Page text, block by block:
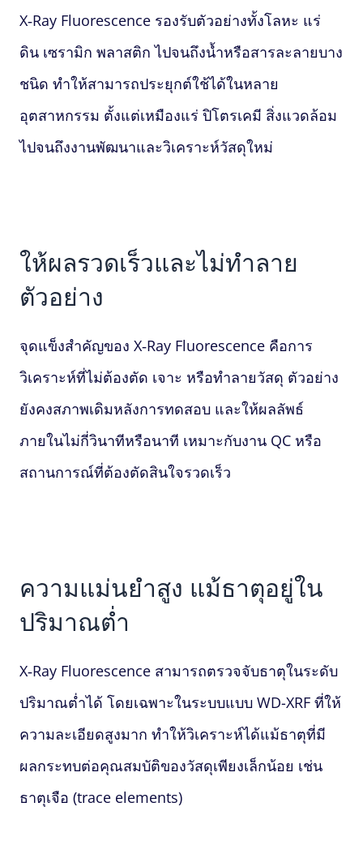
X‑Ray Fluorescence รองรับตัวอย่างทั้งโลหะ แร่
ดิน เซรามิก พลาสติก ไปจนถึงน้ำหรือสารละลายบาง
ชนิด ทำให้สามารถประยุกต์ใช้ได้ในหลาย
อุตสาหกรรม ตั้งแต่เหมืองแร่ ปิโตรเคมี สิ่งแวดล้อม
ไปจนถึงงานพัฒนาและวิเคราะห์วัสดุใหม่
ให้ผลรวดเร็วและไม่ทำลาย
ตัวอย่าง
จุดแข็งสำคัญของ X‑Ray Fluorescence คือการ
วิเคราะห์ที่ไม่ต้องตัด เจาะ หรือทำลายวัสดุ ตัวอย่าง
ยังคงสภาพเดิมหลังการทดสอบ และให้ผลลัพธ์
ภายในไม่กี่วินาทีหรือนาที เหมาะกับงาน QC หรือ
สถานการณ์ที่ต้องตัดสินใจรวดเร็ว
ความแม่นยำสูง แม้ธาตุอยู่ใน
ปริมาณต่ำ
X‑Ray Fluorescence สามารถตรวจจับธาตุในระดับ
ปริมาณต่ำได้ โดยเฉพาะในระบบแบบ WD-XRF ที่ให้
ความละเอียดสูงมาก ทำให้วิเคราะห์ได้แม้ธาตุที่มี
ผลกระทบต่อคุณสมบัติของวัสดุเพียงเล็กน้อย เช่น
ธาตุเจือ (trace elements)